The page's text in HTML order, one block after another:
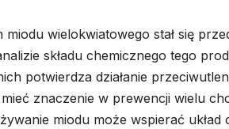
wielokwiatowego stał się
składu chemicznego tego
potwierdza działanie
znaczenie w prewencji wielu
miodu może wspierać